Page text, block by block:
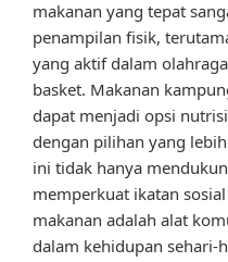
makanan yang tepat
penampilan fisik,
yang aktif dalam
basket. Makanan
dapat menjadi opsi
dengan pilihan yang
ini tidak hanya
memperkuat ikatan
makanan adalah alat
dalam kehidupan sehari-